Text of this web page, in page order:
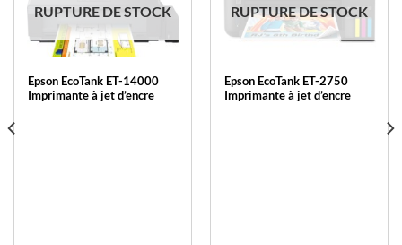
RUPTURE DE STOCK
Epson EcoTank ET-14000
Imprimante à jet d’encre
RUPTURE DE STOCK
Epson EcoTank ET-2750
Imprimante à jet d’encre